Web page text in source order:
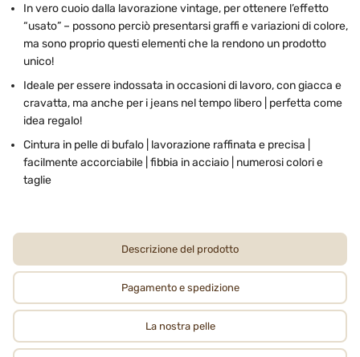
In vero cuoio dalla lavorazione vintage, per ottenere l’effetto
“usato” – possono perciò presentarsi graffi e variazioni di colore,
ma sono proprio questi elementi che la rendono un prodotto
unico!
Ideale per essere indossata in occasioni di lavoro, con giacca e
cravatta, ma anche per i jeans nel tempo libero | perfetta come
idea regalo!
Cintura in pelle di bufalo | lavorazione raffinata e precisa |
facilmente accorciabile | fibbia in acciaio | numerosi colori e
taglie
Descrizione del prodotto
Pagamento e spedizione
La nostra pelle